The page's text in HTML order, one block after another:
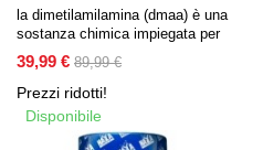
la dimetilamilamina (dmaa) è una
sostanza chimica impiegata per
perdere peso o per accrescere le
prestazioni sportive.
39,99 € 89,99 €
Prezzi ridotti!
Disponibile